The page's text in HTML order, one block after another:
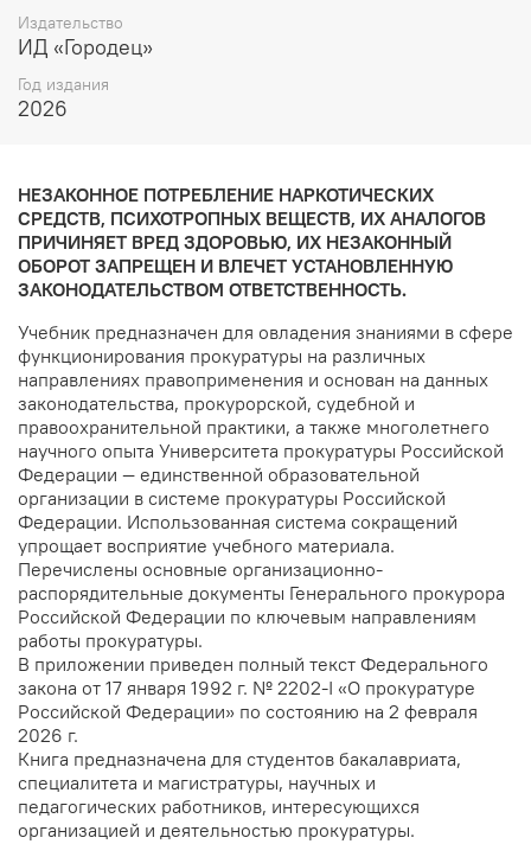
Издательство
ИД «Городец»
Год издания
2026
НЕЗАКОННОЕ ПОТРЕБЛЕНИЕ НАРКОТИЧЕСКИХ
СРЕДСТВ, ПСИХОТРОПНЫХ ВЕЩЕСТВ, ИХ АНАЛОГОВ
ПРИЧИНЯЕТ ВРЕД ЗДОРОВЬЮ, ИХ НЕЗАКОННЫЙ
ОБОРОТ ЗАПРЕЩЕН И ВЛЕЧЕТ УСТАНОВЛЕННУЮ
ЗАКОНОДАТЕЛЬСТВОМ ОТВЕТСТВЕННОСТЬ.
Учебник предназначен для овладения знаниями в сфере
функционирования прокуратуры на различных
направлениях правоприменения и основан на данных
законодательства, прокурорской, судебной и
правоохранительной практики, а также многолетнего
научного опыта Университета прокуратуры Российской
Федерации — единственной образовательной
организации в системе прокуратуры Российской
Федерации. Использованная система сокращений
упрощает восприятие учебного материала.
Перечислены основные организационно-
распорядительные документы Генерального прокурора
Российской Федерации по ключевым направлениям
работы прокуратуры.
В приложении приведен полный текст Федерального
закона от 17 января 1992 г. № 2202-I «О прокуратуре
Российской Федерации» по состоянию на 2 февраля
2026 г.
Книга предназначена для студентов бакалавриата,
специалитета и магистратуры, научных и
педагогических работников, интересующихся
организацией и деятельностью прокуратуры.